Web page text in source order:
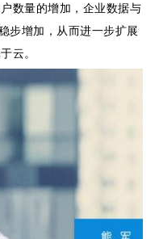
数量的增加，企业数据与
步增加，从而进一步扩展
云。